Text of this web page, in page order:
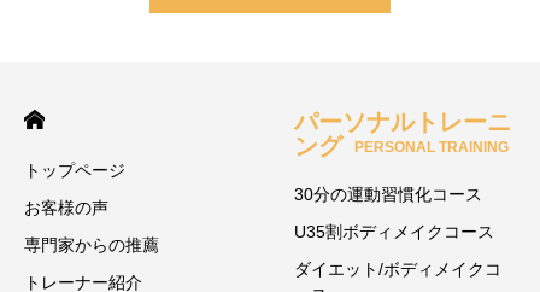
トップページ
お客様の声
専門家からの推薦
トレーナー紹介
パーソナルトレーニ
ング
PERSONAL TRAINING
30分の運動習慣化コース
U35割ボディメイクコース
ダイエット/ボディメイクコ